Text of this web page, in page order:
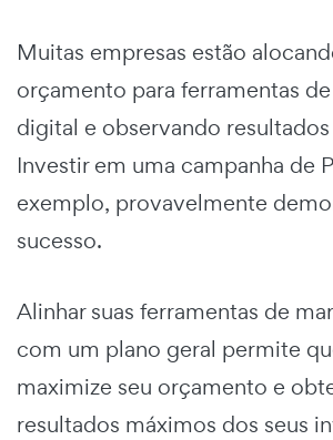
Muitas empresas estão
orçamento para ferramentas
digital e observando
Investir em uma campanha de
exemplo, provavelmente
sucesso.
Alinhar suas ferramentas de
com um plano geral permite
maximize seu orçamento e
resultados máximos dos seus